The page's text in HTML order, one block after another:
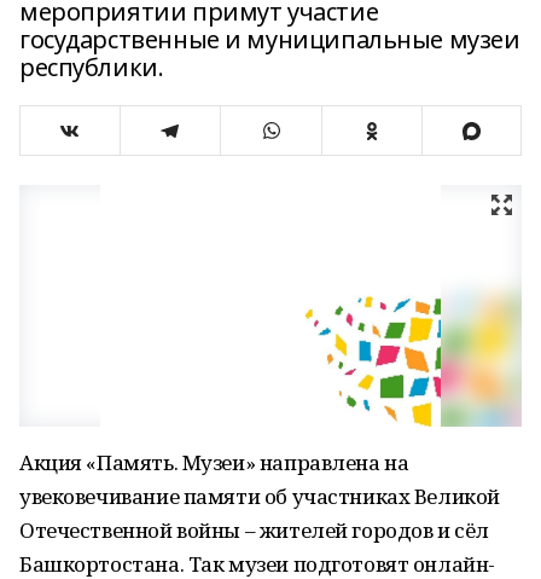
мероприятии примут участие
государственные и муниципальные музеи
республики.
Акция «Память. Музеи» направлена на
увековечивание памяти об участниках Великой
Отечественной войны – жителей городов и сёл
Башкортостана. Так музеи подготовят онлайн-